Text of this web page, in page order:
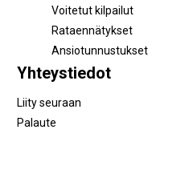
Voitetut kilpailut
Rataennätykset
Ansiotunnustukset
Yhteystiedot
Liity seuraan
Palaute